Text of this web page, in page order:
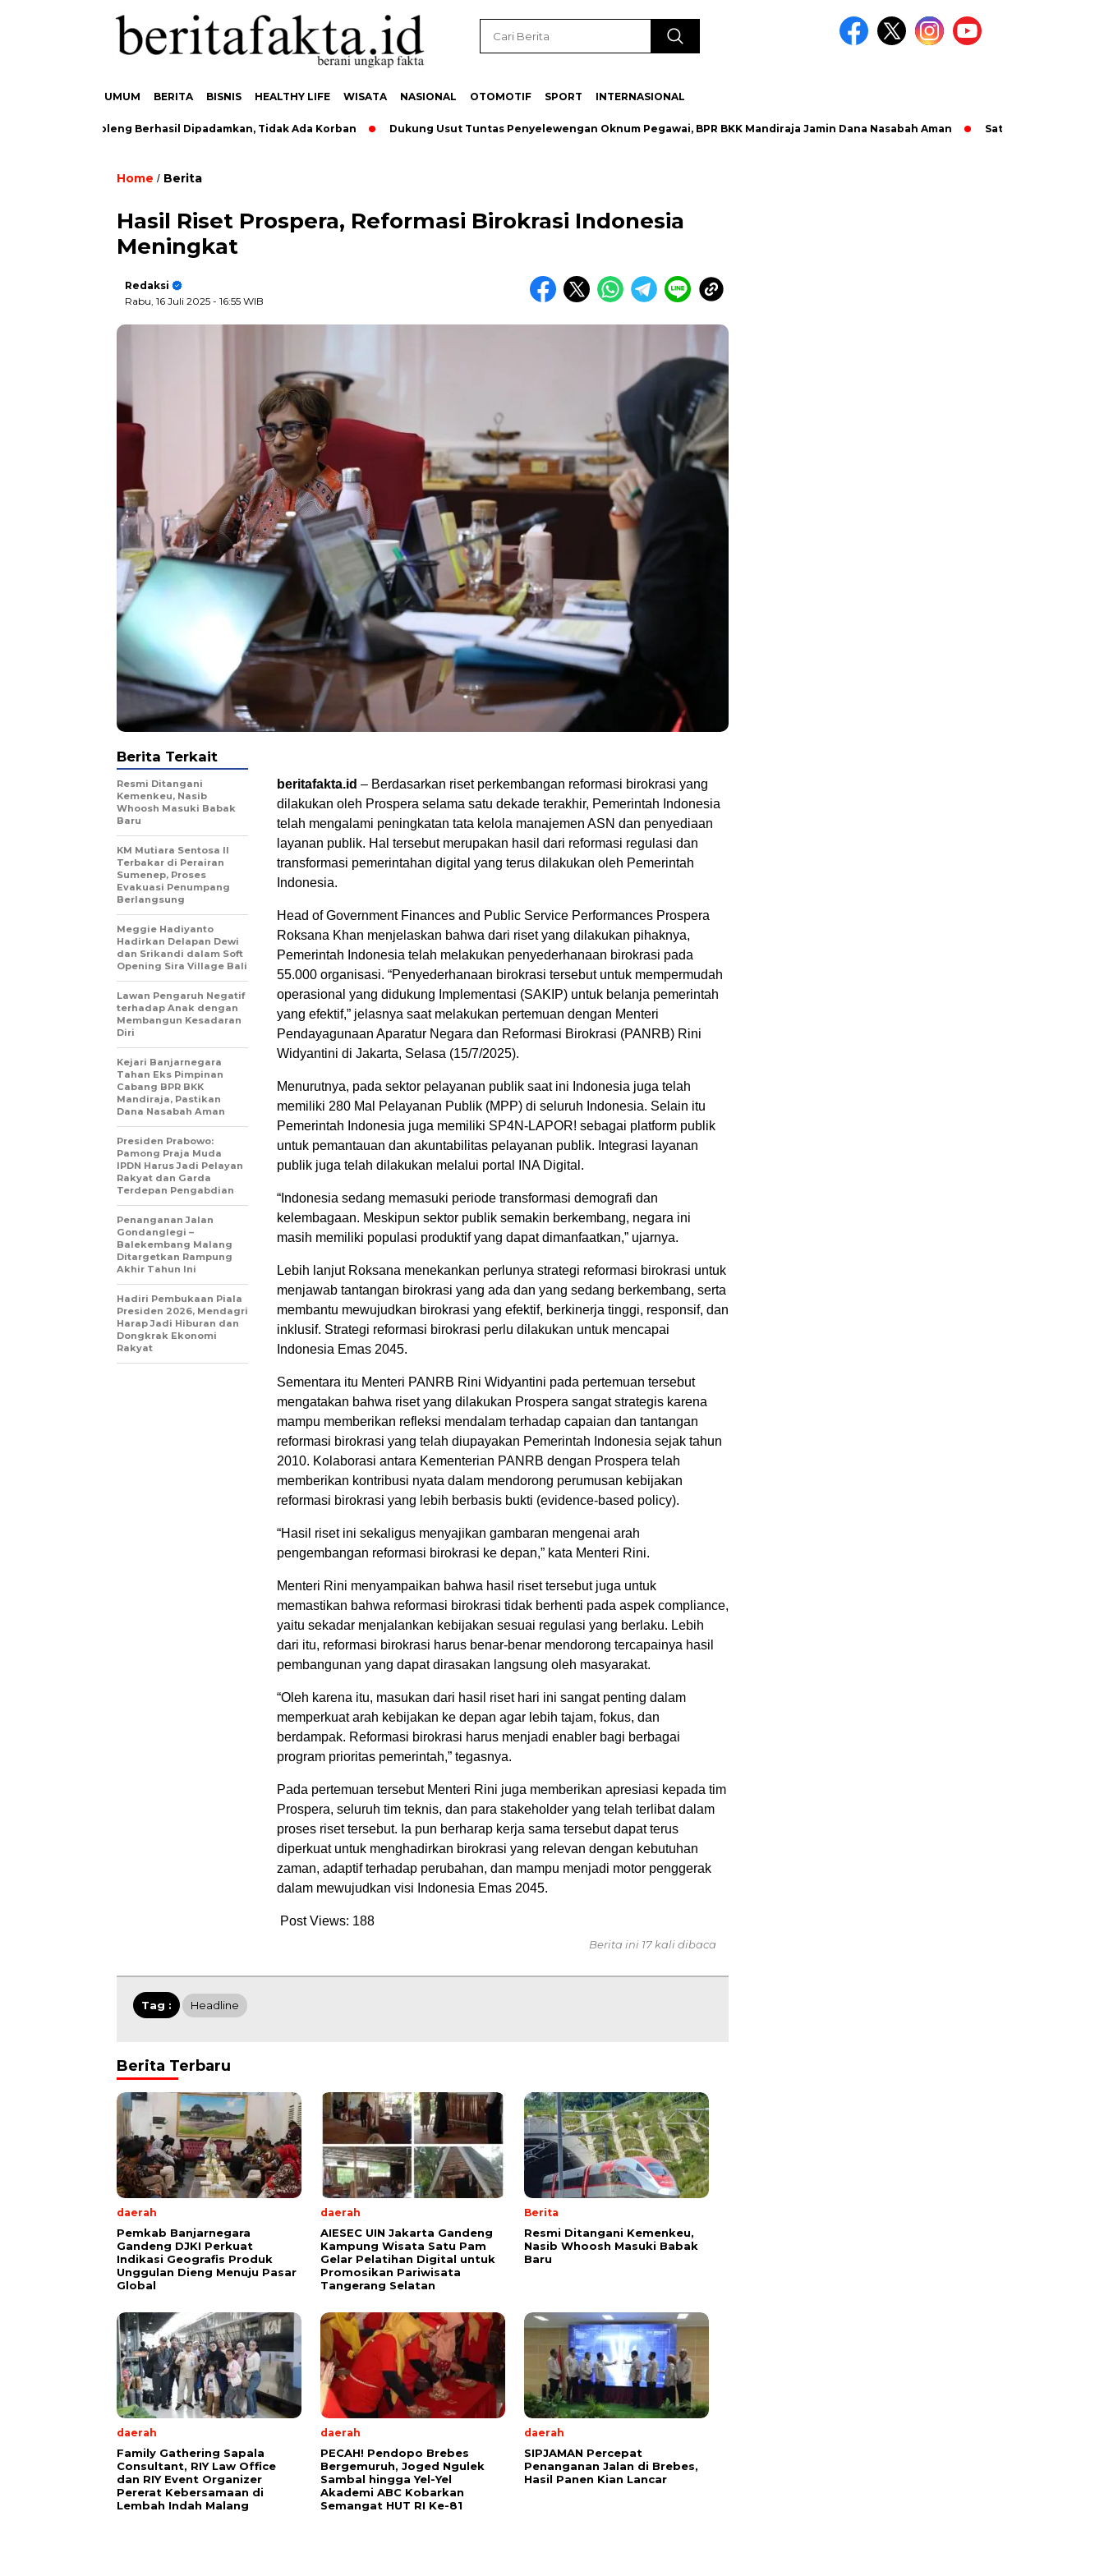
UMUM BERITA BISNIS HEALTHY LIFE WISATA NASIONAL OTOMOTIF SPORT INTERNASIONAL
Kedungoleng Berhasil Dipadamkan, Tidak Ada Korban Dukung Usut Tuntas Penyelewengan Oknum Pegawai, BPR BKK Mandiraja Jamin Dana Nasabah Aman Satlantas Polres
Home / Berita
Hasil Riset Prospera, Reformasi Birokrasi Indonesia
Meningkat
Redaksi
Rabu, 16 Juli 2025 - 16:55 WIB
beritafakta.id – Berdasarkan riset perkembangan reformasi birokrasi yang
dilakukan oleh Prospera selama satu dekade terakhir, Pemerintah Indonesia
telah mengalami peningkatan tata kelola manajemen ASN dan penyediaan
layanan publik. Hal tersebut merupakan hasil dari reformasi regulasi dan
transformasi pemerintahan digital yang terus dilakukan oleh Pemerintah
Indonesia.
Head of Government Finances and Public Service Performances Prospera
Roksana Khan menjelaskan bahwa dari riset yang dilakukan pihaknya,
Pemerintah Indonesia telah melakukan penyederhanaan birokrasi pada
55.000 organisasi. “Penyederhanaan birokrasi tersebut untuk mempermudah
operasional yang didukung Implementasi (SAKIP) untuk belanja pemerintah
yang efektif,” jelasnya saat melakukan pertemuan dengan Menteri
Pendayagunaan Aparatur Negara dan Reformasi Birokrasi (PANRB) Rini
Widyantini di Jakarta, Selasa (15/7/2025).
Menurutnya, pada sektor pelayanan publik saat ini Indonesia juga telah
memiliki 280 Mal Pelayanan Publik (MPP) di seluruh Indonesia. Selain itu
Pemerintah Indonesia juga memiliki SP4N-LAPOR! sebagai platform publik
untuk pemantauan dan akuntabilitas pelayanan publik. Integrasi layanan
publik juga telah dilakukan melalui portal INA Digital.
“Indonesia sedang memasuki periode transformasi demografi dan
kelembagaan. Meskipun sektor publik semakin berkembang, negara ini
masih memiliki populasi produktif yang dapat dimanfaatkan,” ujarnya.
Lebih lanjut Roksana menekankan perlunya strategi reformasi birokrasi untuk
menjawab tantangan birokrasi yang ada dan yang sedang berkembang, serta
membantu mewujudkan birokrasi yang efektif, berkinerja tinggi, responsif, dan
inklusif. Strategi reformasi birokrasi perlu dilakukan untuk mencapai
Indonesia Emas 2045.
Sementara itu Menteri PANRB Rini Widyantini pada pertemuan tersebut
mengatakan bahwa riset yang dilakukan Prospera sangat strategis karena
mampu memberikan refleksi mendalam terhadap capaian dan tantangan
reformasi birokrasi yang telah diupayakan Pemerintah Indonesia sejak tahun
2010. Kolaborasi antara Kementerian PANRB dengan Prospera telah
memberikan kontribusi nyata dalam mendorong perumusan kebijakan
reformasi birokrasi yang lebih berbasis bukti (evidence-based policy).
“Hasil riset ini sekaligus menyajikan gambaran mengenai arah
pengembangan reformasi birokrasi ke depan,” kata Menteri Rini.
Menteri Rini menyampaikan bahwa hasil riset tersebut juga untuk
memastikan bahwa reformasi birokrasi tidak berhenti pada aspek compliance,
yaitu sekadar menjalankan kebijakan sesuai regulasi yang berlaku. Lebih
dari itu, reformasi birokrasi harus benar-benar mendorong tercapainya hasil
pembangunan yang dapat dirasakan langsung oleh masyarakat.
“Oleh karena itu, masukan dari hasil riset hari ini sangat penting dalam
memperkuat arah kebijakan ke depan agar lebih tajam, fokus, dan
berdampak. Reformasi birokrasi harus menjadi enabler bagi berbagai
program prioritas pemerintah,” tegasnya.
Pada pertemuan tersebut Menteri Rini juga memberikan apresiasi kepada tim
Prospera, seluruh tim teknis, dan para stakeholder yang telah terlibat dalam
proses riset tersebut. Ia pun berharap kerja sama tersebut dapat terus
diperkuat untuk menghadirkan birokrasi yang relevan dengan kebutuhan
zaman, adaptif terhadap perubahan, dan mampu menjadi motor penggerak
dalam mewujudkan visi Indonesia Emas 2045.
Post Views: 188
Berita Terkait
Resmi Ditangani
Kemenkeu, Nasib
Whoosh Masuki Babak
Baru
KM Mutiara Sentosa II
Terbakar di Perairan
Sumenep, Proses
Evakuasi Penumpang
Berlangsung
Meggie Hadiyanto
Hadirkan Delapan Dewi
dan Srikandi dalam Soft
Opening Sira Village Bali
Lawan Pengaruh Negatif
terhadap Anak dengan
Membangun Kesadaran
Diri
Kejari Banjarnegara
Tahan Eks Pimpinan
Cabang BPR BKK
Mandiraja, Pastikan
Dana Nasabah Aman
Presiden Prabowo:
Pamong Praja Muda
IPDN Harus Jadi Pelayan
Rakyat dan Garda
Terdepan Pengabdian
Penanganan Jalan
Gondanglegi –
Balekembang Malang
Ditargetkan Rampung
Akhir Tahun Ini
Hadiri Pembukaan Piala
Presiden 2026, Mendagri
Harap Jadi Hiburan dan
Dongkrak Ekonomi
Rakyat
Berita ini 17 kali dibaca
Tag : Headline
Berita Terbaru
daerah
Pemkab Banjarnegara
Gandeng DJKI Perkuat
Indikasi Geografis Produk
Unggulan Dieng Menuju Pasar
Global
daerah
AIESEC UIN Jakarta Gandeng
Kampung Wisata Satu Pam
Gelar Pelatihan Digital untuk
Promosikan Pariwisata
Tangerang Selatan
Berita
Resmi Ditangani Kemenkeu,
Nasib Whoosh Masuki Babak
Baru
daerah
Family Gathering Sapala
Consultant, RIY Law Office
dan RIY Event Organizer
Pererat Kebersamaan di
Lembah Indah Malang
daerah
PECAH! Pendopo Brebes
Bergemuruh, Joged Ngulek
Sambal hingga Yel-Yel
Akademi ABC Kobarkan
Semangat HUT RI Ke-81
daerah
SIPJAMAN Percepat
Penanganan Jalan di Brebes,
Hasil Panen Kian Lancar